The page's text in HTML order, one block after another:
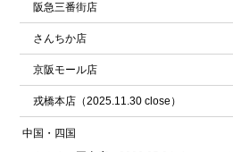
阪急三番街店
さんちか店
京阪モール店
戎橋本店（2025.11.30 close）
中国・四国